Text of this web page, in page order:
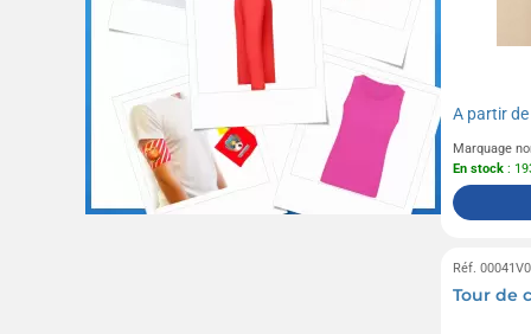
A partir de
Marquage
En stock :
Réf.
Tour de